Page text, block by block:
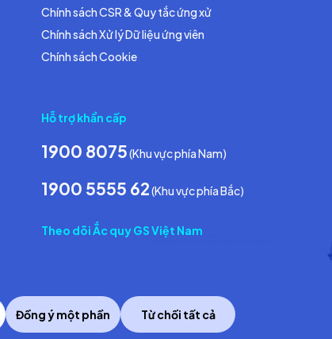
Chính sách CSR & Quy tắc ứng xử
Chính sách Xử lý Dữ liệu ứng viên
Chính sách Cookie
Hỗ trợ khẩn cấp
1900 8075(Khu vực phía Nam)
1900 5555 62(Khu vực phía Bắc)
Theo dõi Ắc quy GS Việt Nam
Copyright © 2014 GS Battery Vietnam Co., Ltd
Đồng ý một phần Từ chối tất cả